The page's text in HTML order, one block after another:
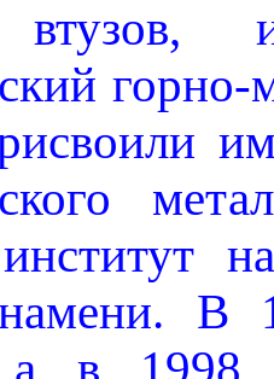
втузов,
горно-
В